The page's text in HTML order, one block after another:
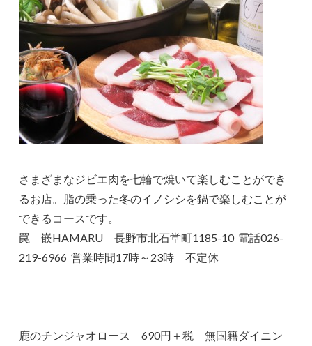
さまざまなジビエ肉を七輪で焼いて楽しむことができ
るお店。脂の乗った冬のイノシシを鍋で楽しむことが
できるコースです。
罠 嵌HAMARU 長野市北石堂町1185-10 電話026-
219-6966 営業時間17時～23時 不定休
鹿のチンジャオロース 690円＋税 無国籍ダイニン